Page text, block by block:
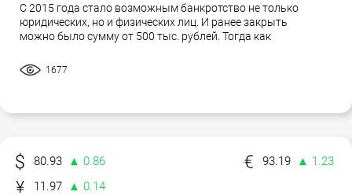
С 2015 года стало возможным банкротство не только
юридических, но и физических лиц. И ранее закрыть
можно было сумму от 500 тыс. рублей. Тогда как
1677
80.93 ▲ 0.86 93.19
▲ 1.23
11.97
▲ 0.14